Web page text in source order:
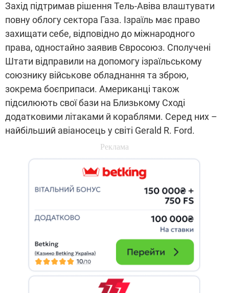
Захід підтримав рішення Тель-Авіва влаштувати
повну облогу сектора Газа. Ізраїль має право
захищати себе, відповідно до міжнародного
права, одностайно заявив Євросоюз. Сполучені
Штати відправили на допомогу ізраїльському
союзнику військове обладнання та зброю,
зокрема боєприпаси. Американці також
підсилюють свої бази на Близькому Сході
додатковими літаками й кораблями. Серед них –
найбільший авіаносець у світі Gerald R. Ford.